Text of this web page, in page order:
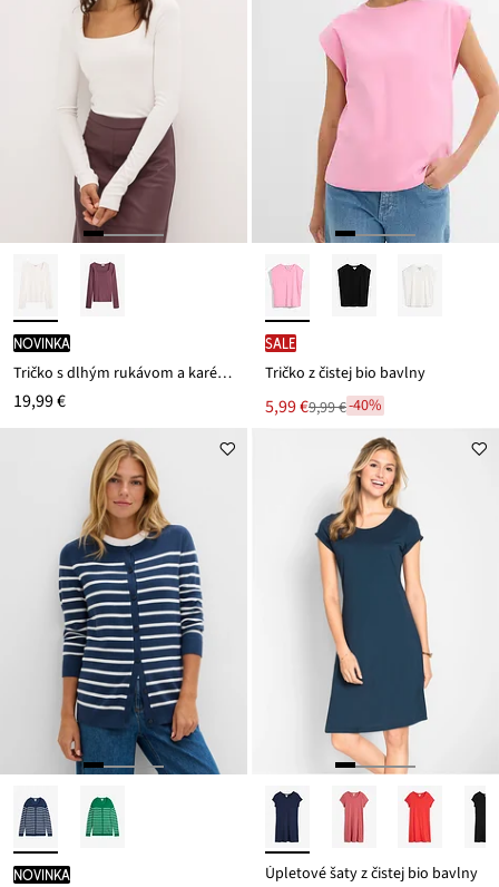
novinka
Tričko s dlhým rukávom a karé výstrihom
19,99 €
SALE
Tričko z čistej bio bavlny
Nová
cena
5,99 €
Zľava9,99 €-40%
novinka Úpletové šaty z čistej bio bavlny